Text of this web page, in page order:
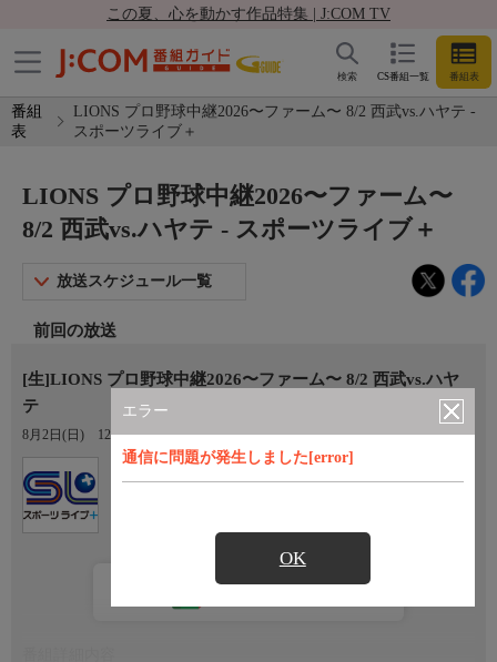
この夏、心を動かす作品特集 | J:COM TV
CS番組一覧 番組表
検索
番組
表
LIONS プロ野球中継2026〜ファーム〜 8/2 西武vs.ハヤテ -
スポーツライブ＋
エラー
通信に問題が発生しました[error]
OK
LIONS プロ野球中継2026〜ファーム〜
8/2 西武vs.ハヤテ - スポーツライブ＋
放送スケジュール一覧
前回の放送
[生]LIONS プロ野球中継2026〜ファーム〜 8/2 西武vs.ハヤ
テ
8月2日(日) 12:55〜16:30
Ch.410
スポーツライブ＋